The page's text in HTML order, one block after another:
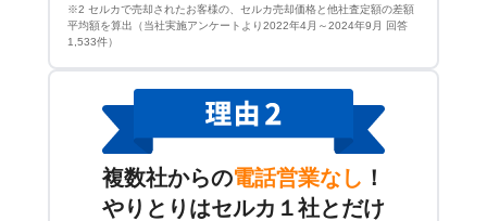
※2 セルカで売却されたお客様の、セルカ売却価格と他社査定額の差額
平均額を算出（当社実施アンケートより2022年4月～2024年9月 回答
1,533件）
複数社からの電話営業なし ！
やりとりはセルカ１社とだけ